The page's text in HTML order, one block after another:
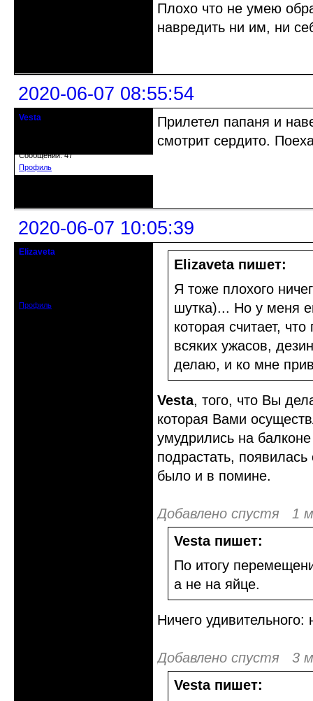
Плохо что не умею
навредить ни им, ни
2020-06-07 08:55:54
Vesta
Сообщений: 47
Профиль
Прилетел папаня и
смотрит сердито.
2020-06-07 10:05:39
Elizaveta
Профиль
Elizaveta пишет:
Я тоже плохого
шутка)... Но у меня
которая считает,
всяких ужасов,
делаю, и ко мне
Vesta, того, что Вы
которая Вами
умудрились на
подрастать,
было и в помине.
Добавлено спустя 1
Vesta пишет:
По итогу
а не на яйце.
Ничего
Добавлено спустя 3
Vesta пишет: